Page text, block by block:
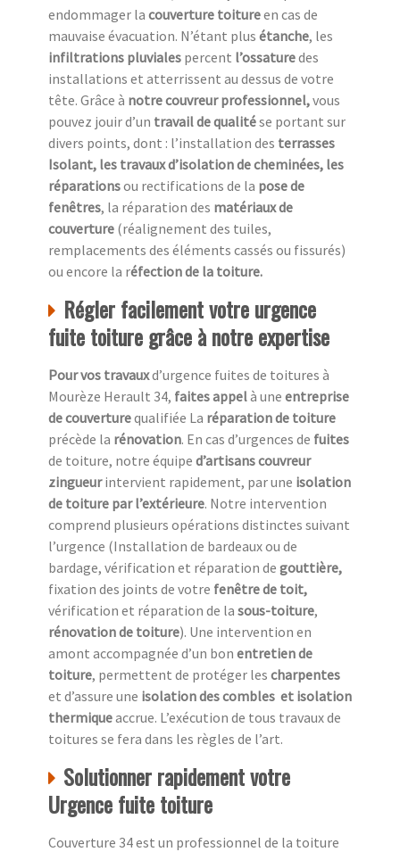
endommager la couverture toitureen cas de
mauvaise évacuation. N’étant plus étanche, les
infiltrations pluviales percent l’ossaturedes
installations et atterrissent au dessus de votre
tête. Grâce à notre couvreur professionnel,vous
pouvez jouir d’un travail de qualitése portant sur
divers points, dont : l’installation des terrasses
Isolant, les travaux d’isolation de cheminées, les
réparationsou rectifications de la pose de
fenêtres, la réparation des matériaux de
couverture (réalignement des tuiles,
remplacements des éléments cassés ou fissurés)
ou encore la réfection de la toiture.
Régler facilement votre urgence
fuite toiture grâce à notre expertise
Pour vos travauxd’urgence fuites de toitures à
Mourèze Herault 34, faites appelà une entreprise
de couverturequalifiée La réparation de toiture
précède la rénovation. En cas d’urgences de fuites
de toiture, notre équipe d’artisans couvreur
zingueurintervient rapidement, par une isolation
de toiture par l’extérieure. Notre intervention
comprend plusieurs opérations distinctes suivant
l’urgence (Installation de bardeaux ou de
bardage, vérification et réparation de gouttière,
fixation des joints de votre fenêtre de toit,
vérification et réparation de la sous-toiture,
rénovation de toiture). Une intervention en
amont accompagnée d’un bon entretien de
toiture, permettent de protéger les charpentes
et d’assure une isolation des combles et isolation
thermiqueaccrue. L’exécution de tous travaux de
toitures se fera dans les règles de l’art.
Solutionner rapidement votre
Urgence fuite toiture
Couverture 34 est un professionnel de la toiture